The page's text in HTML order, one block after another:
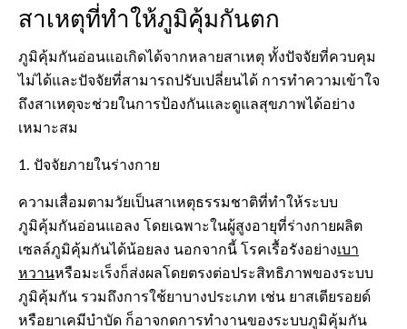
สาเหตุที่ทำให้ภูมิคุ้มกันตก
ภูมิคุ้มกันอ่อนแอเกิดได้จากหลายสาเหตุ ทั้งปัจจัยที่ควบคุม
ไม่ได้และปัจจัยที่สามารถปรับเปลี่ยนได้ การทำความเข้าใจ
ถึงสาเหตุจะช่วยในการป้องกันและดูแลสุขภาพได้อย่าง
เหมาะสม
1. ปัจจัยภายในร่างกาย
ความเสื่อมตามวัยเป็นสาเหตุธรรมชาติที่ทำให้ระบบ
ภูมิคุ้มกันอ่อนแอลง โดยเฉพาะในผู้สูงอายุที่ร่างกายผลิต
เซลล์ภูมิคุ้มกันได้น้อยลง นอกจากนี้ โรคเรื้อรังอย่างเบา
หวานหรือมะเร็งก็ส่งผลโดยตรงต่อประสิทธิภาพของระบบ
ภูมิคุ้มกัน รวมถึงการใช้ยาบางประเภท เช่น ยาสเตียรอยด์
หรือยาเคมีบำบัด ก็อาจกดการทำงานของระบบภูมิคุ้มกัน